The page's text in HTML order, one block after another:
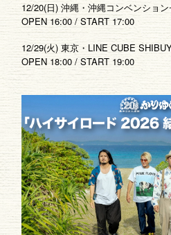
12/20(日) 沖縄・沖縄コンベンショ
OPEN 16:00 / START 17:00
12/29(火) 東京・LINE CUBE
OPEN 18:00 / START 19:00